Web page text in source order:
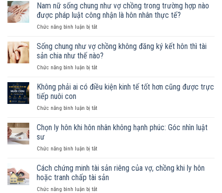
Nam nữ sống chung như vợ chồng trong trường hợp nào
được pháp luật công nhận là hôn nhân thực tế?
Chức năng bình luận bị tắtở
nữ
sống
chung
như
chồng
hợp
được
công
là
hôn
Sống chung như vợ chồng không đăng ký kết hôn thì tài
sản chia như thế nào?
Chức năng bình luận bị tắtở
chung
chồng
đăng
hôn
tài
sản
Không phải ai có điều kiện kinh tế tốt hơn cũng được trực
tiếp nuôi con
Chức năng bình luận bị tắtở
phải
điều
kinh
tế
hơn
Chọn ly hôn khi hôn nhân không hạnh phúc: Góc nhìn luật
sư
Chức năng bình luận bị tắtở
ly
hôn
khi
hôn
Cách chứng minh tài sản riêng của vợ, chồng khi ly hôn
hoặc tranh chấp tài sản
Chức năng bình luận bị tắtở